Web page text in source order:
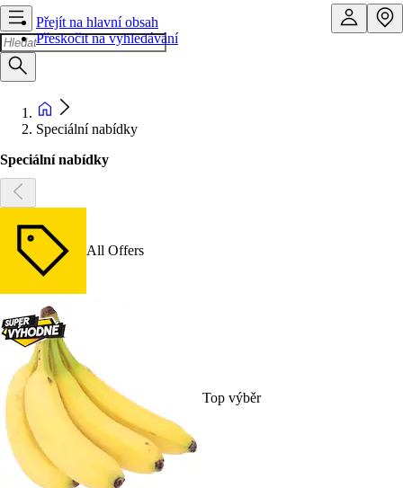
Přejít na hlavní obsah
Přeskočit na vyhledávání
Speciální nabídky
Speciální nabídky
All Offers
Top výběr